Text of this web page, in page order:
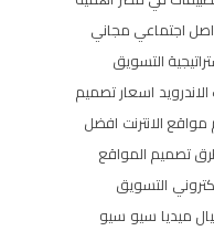
اجتماعي مجاني
التسويق
اسعار تصميم
الانترنت افضل
تصميم المواقع
التسويق
ميديا سيو سيو